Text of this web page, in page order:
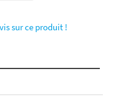
sur ce produit !